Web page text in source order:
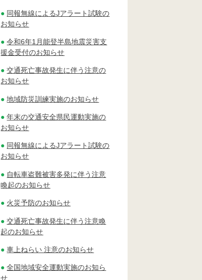
同報無線によるJアラート試験の
お知らせ
令和6年1月能登半島地震災害支
援金受付のお知らせ
交通死亡事故発生に伴う注意の
お知らせ
地域防災訓練実施のお知らせ
年末の交通安全県民運動実施の
お知らせ
同報無線によるJアラート試験の
お知らせ
自転車盗難被害多発に伴う注意
喚起のお知らせ
火災予防のお知らせ
交通死亡事故発生に伴う注意喚
起のお知らせ
車上ねらい 注意のお知らせ
全国地域安全運動実施のお知ら
せ